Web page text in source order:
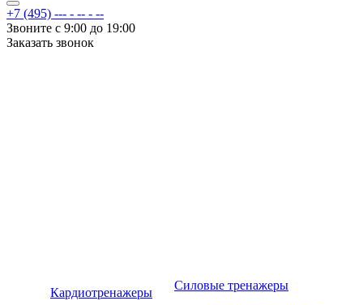
+7 (495) --- - -- - --
Звоните с 9:00 до 19:00
Заказать звонок
Кардиотренажеры
Силовые тренажеры